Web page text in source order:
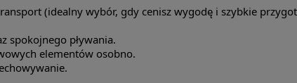
(idealny wybór, gdy cenisz wygodę i szybkie
spokojnego pływania.
elementów osobno.